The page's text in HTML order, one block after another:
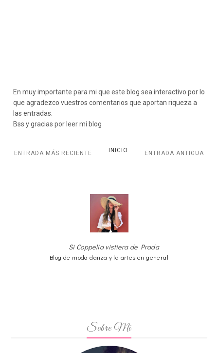
En muy importante para mi que este blog sea interactivo por lo
que agradezco vuestros comentarios que aportan riqueza a
las entradas.
Bss y gracias por leer mi blog
ENTRADA MÁS RECIENTE ENTRADA ANTIGUA
INICIO
Si Coppelia vistiera de Prada
Blog de moda danza y la artes en general
Sobre Mi